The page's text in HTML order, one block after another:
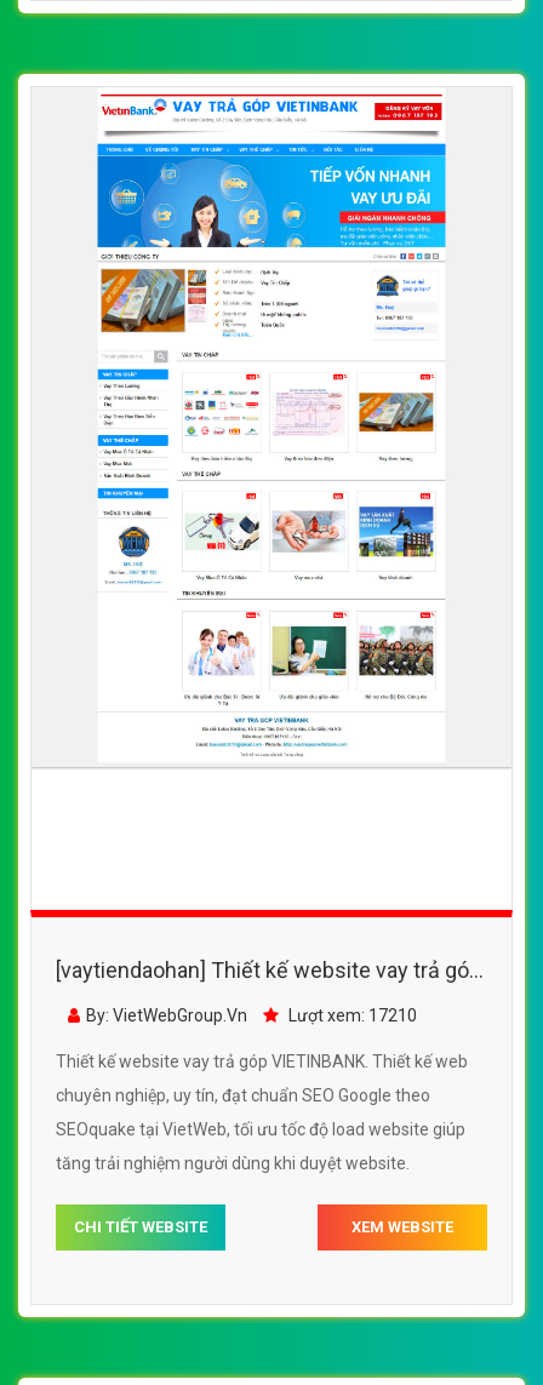
[vaytiendaohan] Thiết kế website vay trả góp
VIETINBANK đẹp, chuyên nghiệp chuẩn SEO
By: VietWebGroup.Vn Lượt xem: 17210
Thiết kế website vay trả góp VIETINBANK. Thiết kế web
chuyên nghiệp, uy tín, đạt chuẩn SEO Google theo
SEOquake tại VietWeb, tối ưu tốc độ load website giúp
tăng trải nghiệm người dùng khi duyệt website.
CHI TIẾT WEBSITE XEM WEBSITE